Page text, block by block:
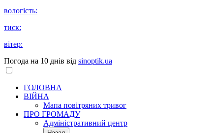
вологість:
тиск:
вітер:
Погода на 10 днів від sinoptik.ua
ГОЛОВНА
ВІЙНА
Мапа повітряних тривог
ПРО ГРОМАДУ
Aдміністративний центр